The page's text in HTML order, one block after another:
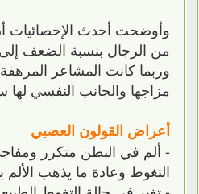
وأوضحت أحدث الإحصائيات
من الرجال بنسبة الضعف
وربما كانت المشاعر
مزاجها والجانب النفسي
أعراض القولون العصبي
- ألم في البطن متكرر
التغوط وعادة ما يذهب الألم